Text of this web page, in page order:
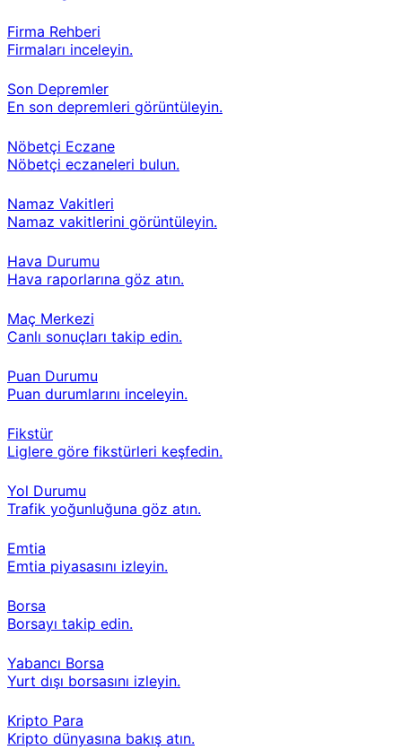
Firma Rehberi
Firmaları inceleyin.
Son Depremler
En son depremleri görüntüleyin.
Nöbetçi Eczane
Nöbetçi eczaneleri bulun.
Namaz Vakitleri
Namaz vakitlerini görüntüleyin.
Hava Durumu
Hava raporlarına göz atın.
Maç Merkezi
Canlı sonuçları takip edin.
Puan Durumu
Puan durumlarını inceleyin.
Fikstür
Liglere göre fikstürleri keşfedin.
Yol Durumu
Trafik yoğunluğuna göz atın.
Emtia
Emtia piyasasını izleyin.
Borsa
Borsayı takip edin.
Yabancı Borsa
Yurt dışı borsasını izleyin.
Kripto Para
Kripto dünyasına bakış atın.